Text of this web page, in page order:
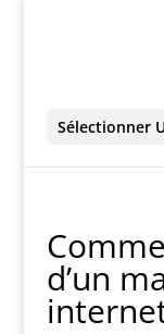
Sélectionner
d’un